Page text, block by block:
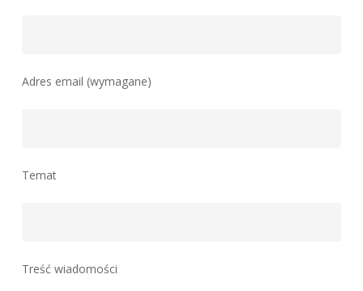
Adres email (wymagane)
Temat
Treść wiadomości